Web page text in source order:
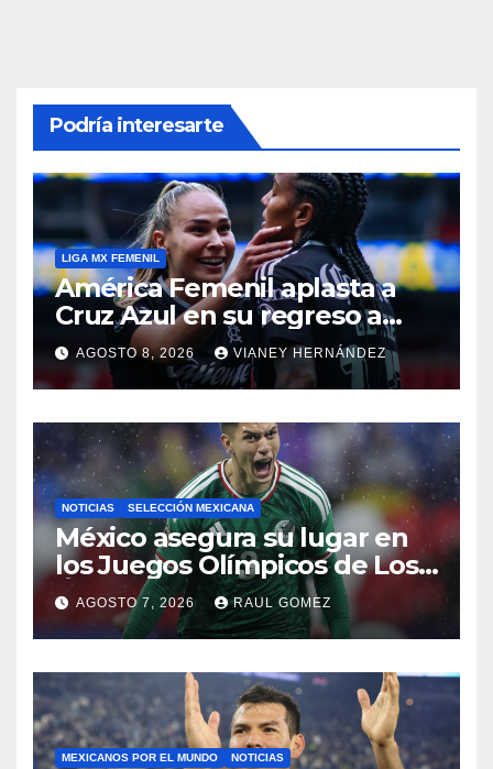
Podría interesarte
LIGA MX FEMENIL
América Femenil aplasta a
Cruz Azul en su regreso a
casa
AGOSTO 8, 2026 VIANEY HERNÁNDEZ
NOTICIAS SELECCIÓN MEXICANA
México asegura su lugar en
los Juegos Olímpicos de Los
Ángeles 2028
AGOSTO 7, 2026 RAUL GOMEZ
MEXICANOS POR EL MUNDO NOTICIAS